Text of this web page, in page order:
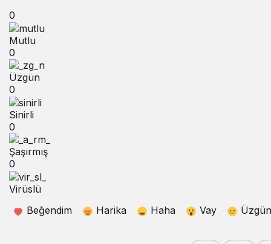
0
Mutlu
0
Üzgün
0
Sinirli
0
Şaşırmış
0
Virüslü
Beğendim
Harika Haha Vay Üzgün